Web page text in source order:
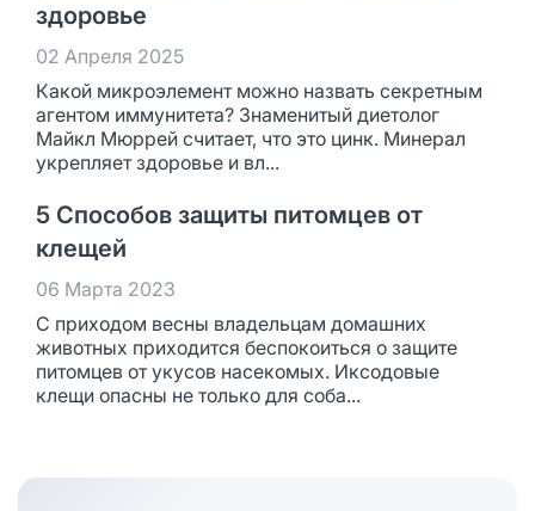
здоровье
02 Апреля 2025
Какой микроэлемент можно назвать секретным
агентом иммунитета? Знаменитый диетолог
Майкл Мюррей считает, что это цинк. Минерал
укрепляет здоровье и вл...
5 Способов защиты питомцев от
клещей
06 Марта 2023
С приходом весны владельцам домашних
животных приходится беспокоиться о защите
питомцев от укусов насекомых. Иксодовые
клещи опасны не только для соба...